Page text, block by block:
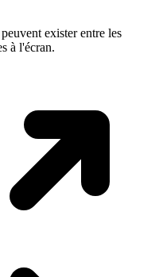
exister entre les
à l'écran.